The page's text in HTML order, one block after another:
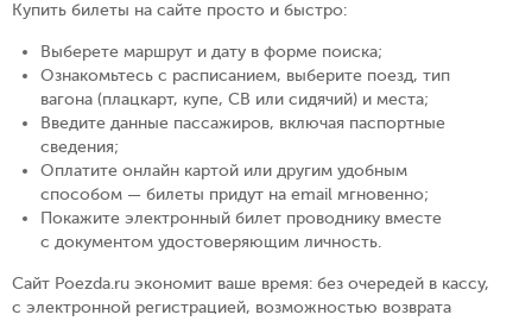
Купить билеты на сайте просто и быстро:
Выберете маршрут и дату в форме поиска;
Ознакомьтесь с расписанием, выберите поезд, тип
вагона (плацкарт, купе, СВ или сидячий) и места;
Введите данные пассажиров, включая паспортные
сведения;
Оплатите онлайн картой или другим удобным
способом — билеты придут на email мгновенно;
Покажите электронный билет проводнику вместе
с документом удостоверяющим личность.
Сайт Poezda.ru экономит ваше время: без очередей в кассу,
с электронной регистрацией, возможностью возврата